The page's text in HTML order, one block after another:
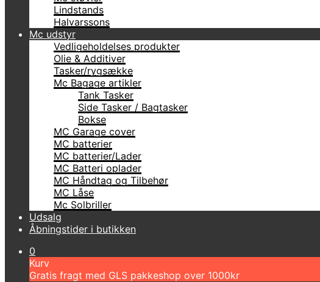
Lindstands
Halvarssons
Mc udstyr
Vedligeholdelses produkter
Olie & Additiver
Tasker/rygsække
Mc Bagage artikler
Tank Tasker
Side Tasker / Bagtasker
Bokse
MC Garage cover
MC batterier
MC batterier/Lader
MC Batteri oplader
MC Håndtag og Tilbehør
MC Låse
Mc Solbriller
Udsalg
Åbningstider i butikken
0
Kurv
Gratis fragt med GLS pakkeshop over 1000kr